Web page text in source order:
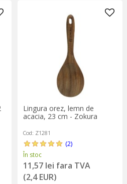
Lingura orez, lemn de
acacia, 23 cm - Zokura
Cod: Z1281
(2)
În stoc
11,57 lei fara TVA
(2,4 EUR)